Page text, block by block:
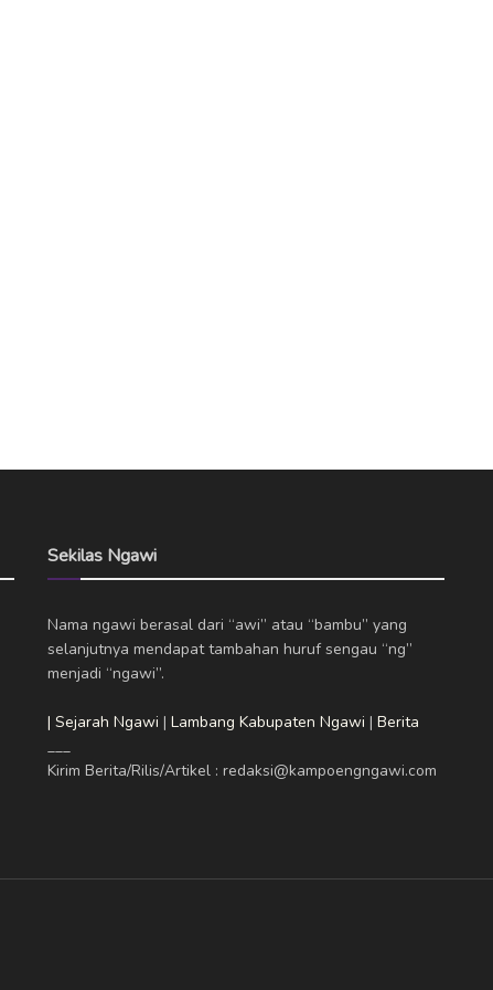
Sekilas Ngawi
Nama ngawi berasal dari “awi” atau “bambu” yang
selanjutnya mendapat tambahan huruf sengau “ng”
menjadi “ngawi”.
| Sejarah Ngawi | Lambang Kabupaten Ngawi | Berita
___
Kirim Berita/Rilis/Artikel : redaksi@kampoengngawi.com